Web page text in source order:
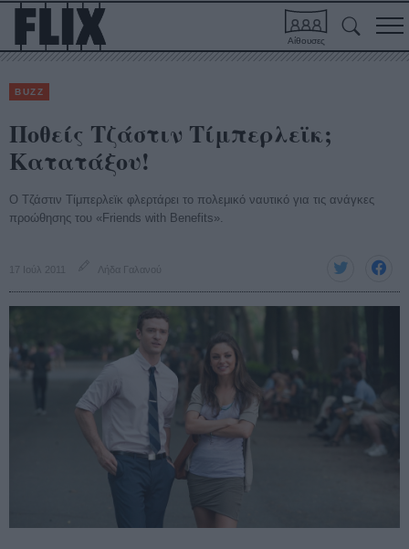
Αίθουσες
BUZZ
Ποθείς Τζάστιν Τίμπερλεϊκ;
Κατατάξου!
Ο Τζάστιν Τίμπερλεϊκ φλερτάρει το πολεμικό ναυτικό για τις ανάγκες
προώθησης του «Friends with Benefits».
17 Ιούλ 2011 Λήδα Γαλανού